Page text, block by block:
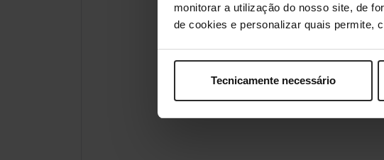
monitorar a utilização do nosso site, de
de cookies e personalizar quais permite,
Tecnicamente necessário